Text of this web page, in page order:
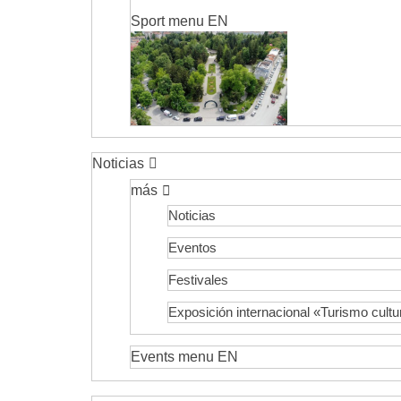
Sport menu EN
Noticias
más
Noticias
Eventos
Festivales
Exposición internacional «Turismo
Events menu EN